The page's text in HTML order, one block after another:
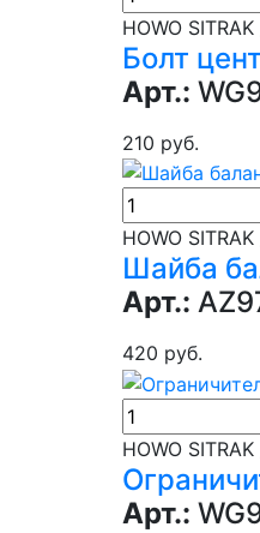
HOWO
Болт
Арт.:
210 руб.
HOWO
Шайба
Арт.:
420 руб.
HOWO
Арт.: